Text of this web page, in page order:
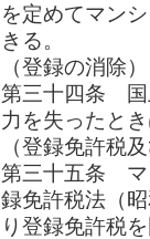
を定めてマン
きる。
（登録の消除）
第三十四条 国
力を失ったと
（登録免許税
第三十五条 マ
録免許税法（
り登録免許税